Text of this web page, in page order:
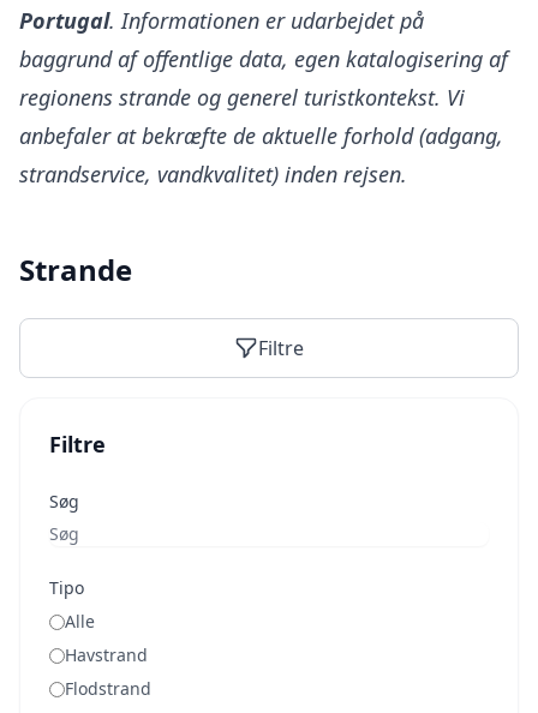
Portugal. Informationen er udarbejdet på
baggrund af offentlige data, egen katalogisering af
regionens strande og generel turistkontekst. Vi
anbefaler at bekræfte de aktuelle forhold (adgang,
strandservice, vandkvalitet) inden rejsen.
Strande
Filtre
Filtre
Søg
Tipo
Alle
Havstrand
Flodstrand